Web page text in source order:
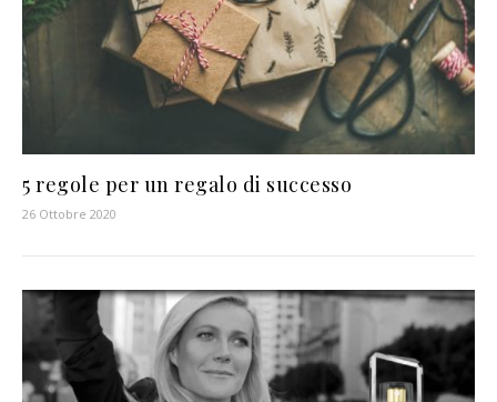
5 regole per un regalo di successo
26 Ottobre 2020